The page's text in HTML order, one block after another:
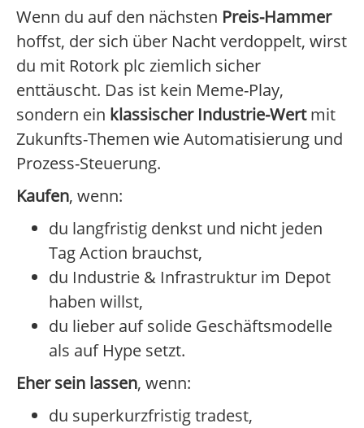
Wenn du auf den nächsten Preis-Hammer
hoffst, der sich über Nacht verdoppelt, wirst
du mit Rotork plc ziemlich sicher
enttäuscht. Das ist kein Meme-Play,
sondern ein klassischer Industrie-Wertmit
Zukunfts-Themen wie Automatisierung und
Prozess-Steuerung.
Kaufen, wenn:
du langfristig denkst und nicht jeden
Tag Action brauchst,
du Industrie & Infrastruktur im Depot
haben willst,
du lieber auf solide Geschäftsmodelle
als auf Hype setzt.
Eher sein lassen, wenn:
du superkurzfristig tradest,